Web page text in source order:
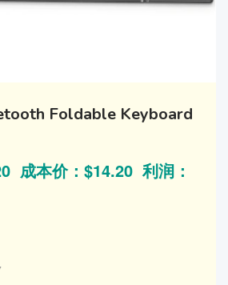
Foldable Keyboard
成本价：$14.20 利润：